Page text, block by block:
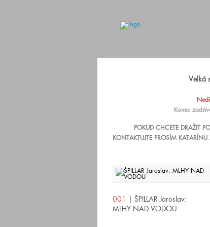
Velká
Konec
POKUD CHCETE DRAŽIT
KONTAKTUJTE PROSÍM
001 | ŠPILLAR Jaroslav:
MLHY NAD VODOU